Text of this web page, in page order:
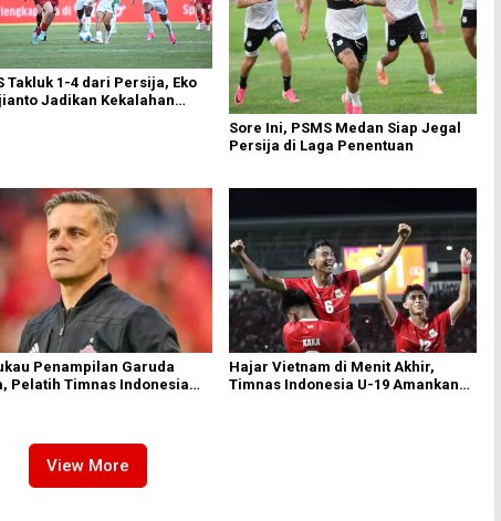
Takluk 1-4 dari Persija, Eko
Jadikan Kekalahan
Sore Ini, PSMS Medan Siap Jegal
Persija di Laga Penentuan
Penampilan Garuda
Pelatih Timnas Indonesia
Hajar Vietnam di Menit Akhir,
Timnas Indonesia U-19 Amankan
View More